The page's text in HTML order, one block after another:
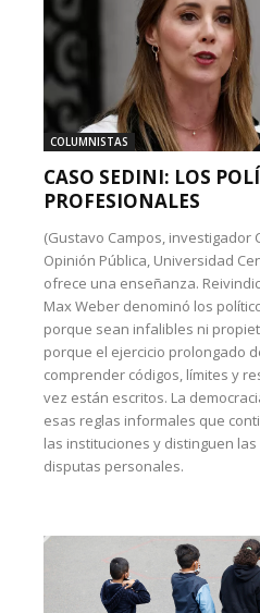
COLUMNISTAS
CASO SEDINI: LOS
PROFESIONALES
(Gustavo Campos, investigador
Opinión Pública, Universidad
ofrece una enseñanza.
Max Weber denominó los
porque sean infalibles ni
porque el ejercicio prolongado
comprender códigos, límites y
vez están escritos. La
esas reglas informales que
las instituciones y distinguen
disputas personales.